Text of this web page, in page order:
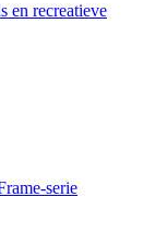
en recreatieve
serie